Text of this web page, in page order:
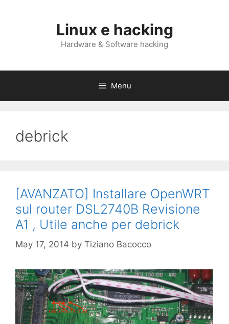
Linux e hacking
Hardware & Software hacking
Menu
debrick
[AVANZATO] Installare OpenWRT
sul router DSL2740B Revisione
A1 , Utile anche per debrick
May 17, 2014 by Tiziano Bacocco